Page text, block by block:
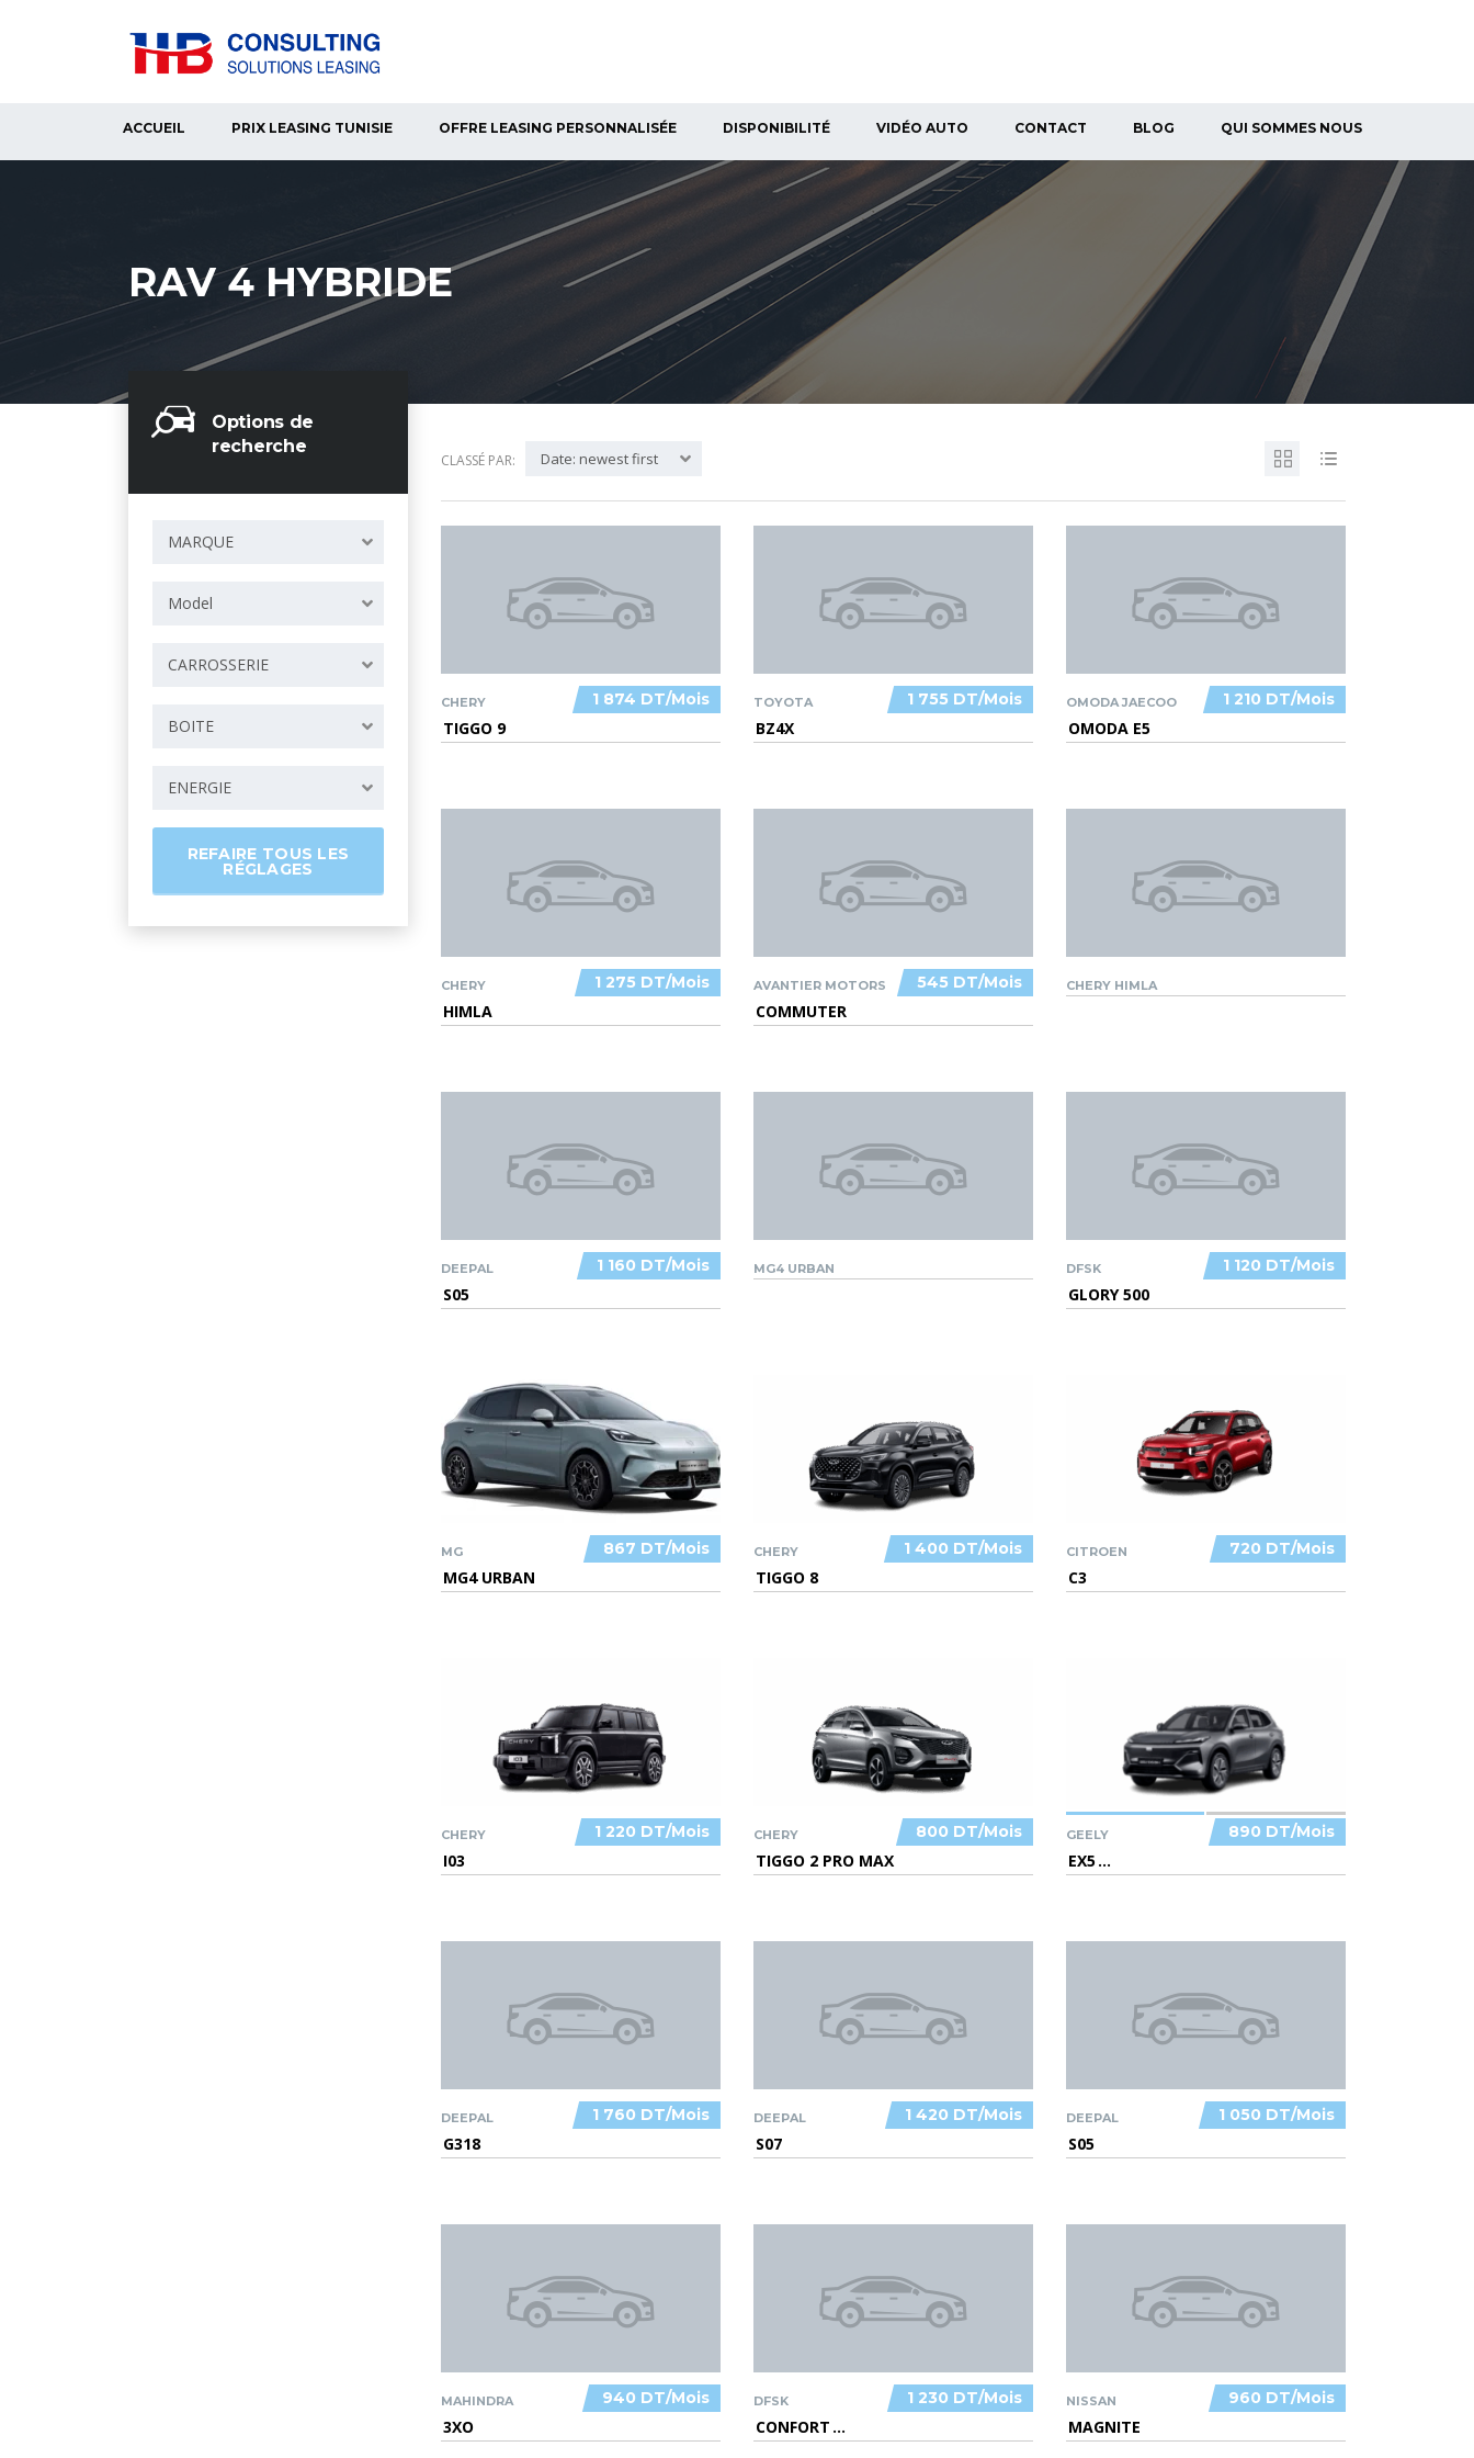
ACCUEIL PRIX LEASING TUNISIE OFFRE LEASING PERSONNALISÉE DISPONIBILITÉ VIDÉO AUTO CONTACT BLOG QUI SOMMES NOUS
RAV 4 HYBRIDE
Options de
recherche
MARQUE
Model
CARROSSERIE
BOITE
ENERGIE
REFAIRE TOUS LES
RÉGLAGES
CLASSÉ PAR: Date: newest first
1 874 DT/Mois
CHERY
TIGGO 9
1 755 DT/Mois
TOYOTA
BZ4X
1 210 DT/Mois
OMODA JAECOO
OMODA E5
1 275 DT/Mois
CHERY
HIMLA
545 DT/Mois
AVANTIER MOTORS
COMMUTER
CHERY HIMLA
1 160 DT/Mois
DEEPAL
S05
MG4 URBAN 1 120 DT/Mois
DFSK
GLORY 500
867 DT/Mois
MG
MG4 URBAN
1 400 DT/Mois
CHERY
TIGGO 8
720 DT/Mois
CITROEN
C3
1 220 DT/Mois
CHERY
I03
800 DT/Mois
CHERY
TIGGO 2 PRO MAX
890 DT/Mois
GEELY
EX5...
1 760 DT/Mois
DEEPAL
G318
1 420 DT/Mois
DEEPAL
S07
1 050 DT/Mois
DEEPAL
S05
940 DT/Mois
MAHINDRA
3XO
1 230 DT/Mois
DFSK
CONFORT ...
960 DT/Mois
NISSAN
MAGNITE